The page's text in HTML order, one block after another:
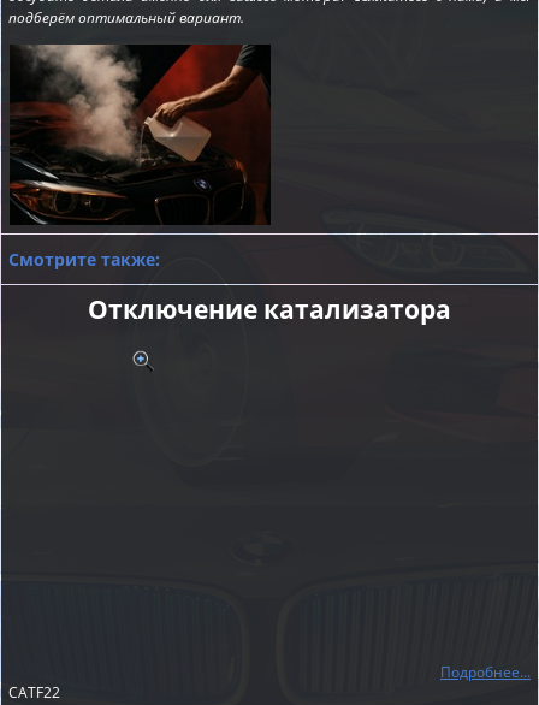
подберём оптимальный вариант.
Смотрите также:
Отключение катализатора
Подробнее...
CATF22